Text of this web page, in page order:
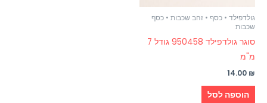
גולדפילד • כסף • זהב שכבות • כסף
שכבות
סוגר גולדפילד 950458 גודל 7
מ"מ
14.00 ₪
הוספה לסל